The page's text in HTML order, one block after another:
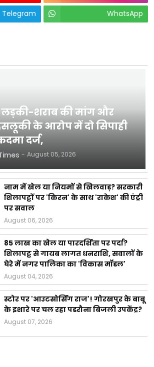
Telegram
WhatsApp
लड़की-शराब की मांग और
के आरोप में दो सिपाही
दर्ज,
- August 05, 2026
नाम में खेल या नियमों से खिलवाड़? सरकारी
शिलापट्टों पर 'किरन' के साथ 'राकेश' की एंट्री
पर सवाल
August 06, 2026
85 लाख का खेल या पारदर्शिता पर पर्दा?
शिलापट्ट से गायब लागत धनराशि, सवालों के
घेरे में नगर पालिका का 'विकास मॉडल'
August 04, 2026
स्टोर पर 'आउटसोर्सिंग राज'! गोरखपुर के बाबू
के इशारे पर चल रहा पडरौना बिजली उपकेंद्र?
August 07, 2026